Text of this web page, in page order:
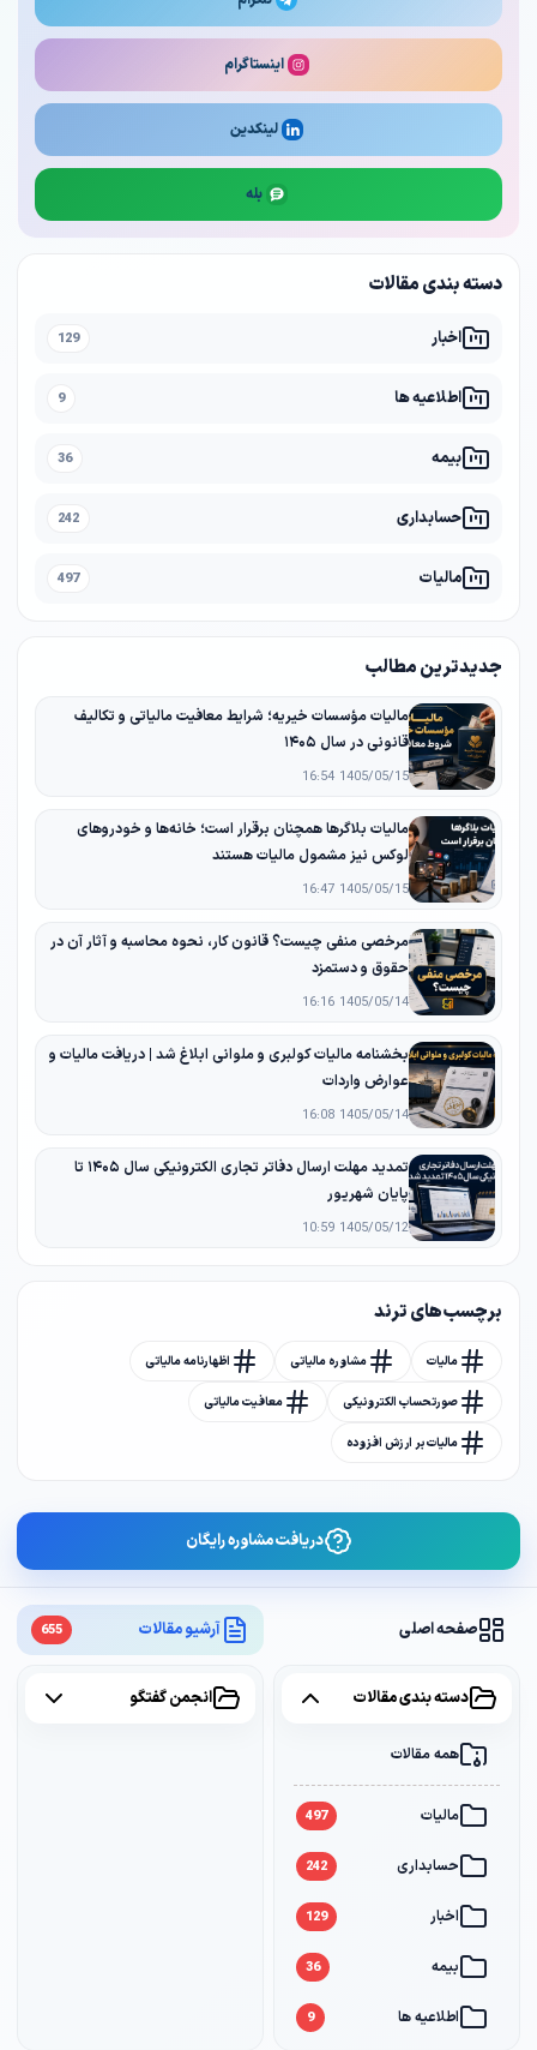
صفحه اصلی آرشیو مقالات 655
دسته بندی مقالات
همه مقالات
مالیات 497
حسابداری 242
اخبار 129
بیمه 36
اطلاعیه ها 9
انجمن گفتگو
اینستاگرام
لینکدین
بله
دسته بندی مقالات
اخبار 129
اطلاعیه ها 9
بیمه 36
حسابداری 242
مالیات 497
جدیدترین مطالب
مالیات مؤسسات خیریه؛ شرایط معافیت مالیاتی و تکالیف
قانونی در سال ۱۴۰۵
1405/05/15 16:54
مالیات بلاگرها همچنان برقرار است؛ خانه‌ها و خودروهای
لوکس نیز مشمول مالیات هستند
1405/05/15 16:47
مرخصی منفی چیست؟ قانون کار، نحوه محاسبه و آثار آن در
حقوق و دستمزد
1405/05/14 16:16
بخشنامه مالیات کولبری و ملوانی ابلاغ شد | دریافت مالیات و
عوارض واردات
1405/05/14 16:08
تمدید مهلت ارسال دفاتر تجاری الکترونیکی سال ۱۴۰۵ تا
پایان شهریور
1405/05/12 10:59
برچسب های ترند
مالیات مشاوره مالیاتی اظهارنامه مالیاتی
صورتحساب الکترونیکی معافیت مالیاتی
مالیات بر ارزش افزوده
دریافت مشاوره رایگان